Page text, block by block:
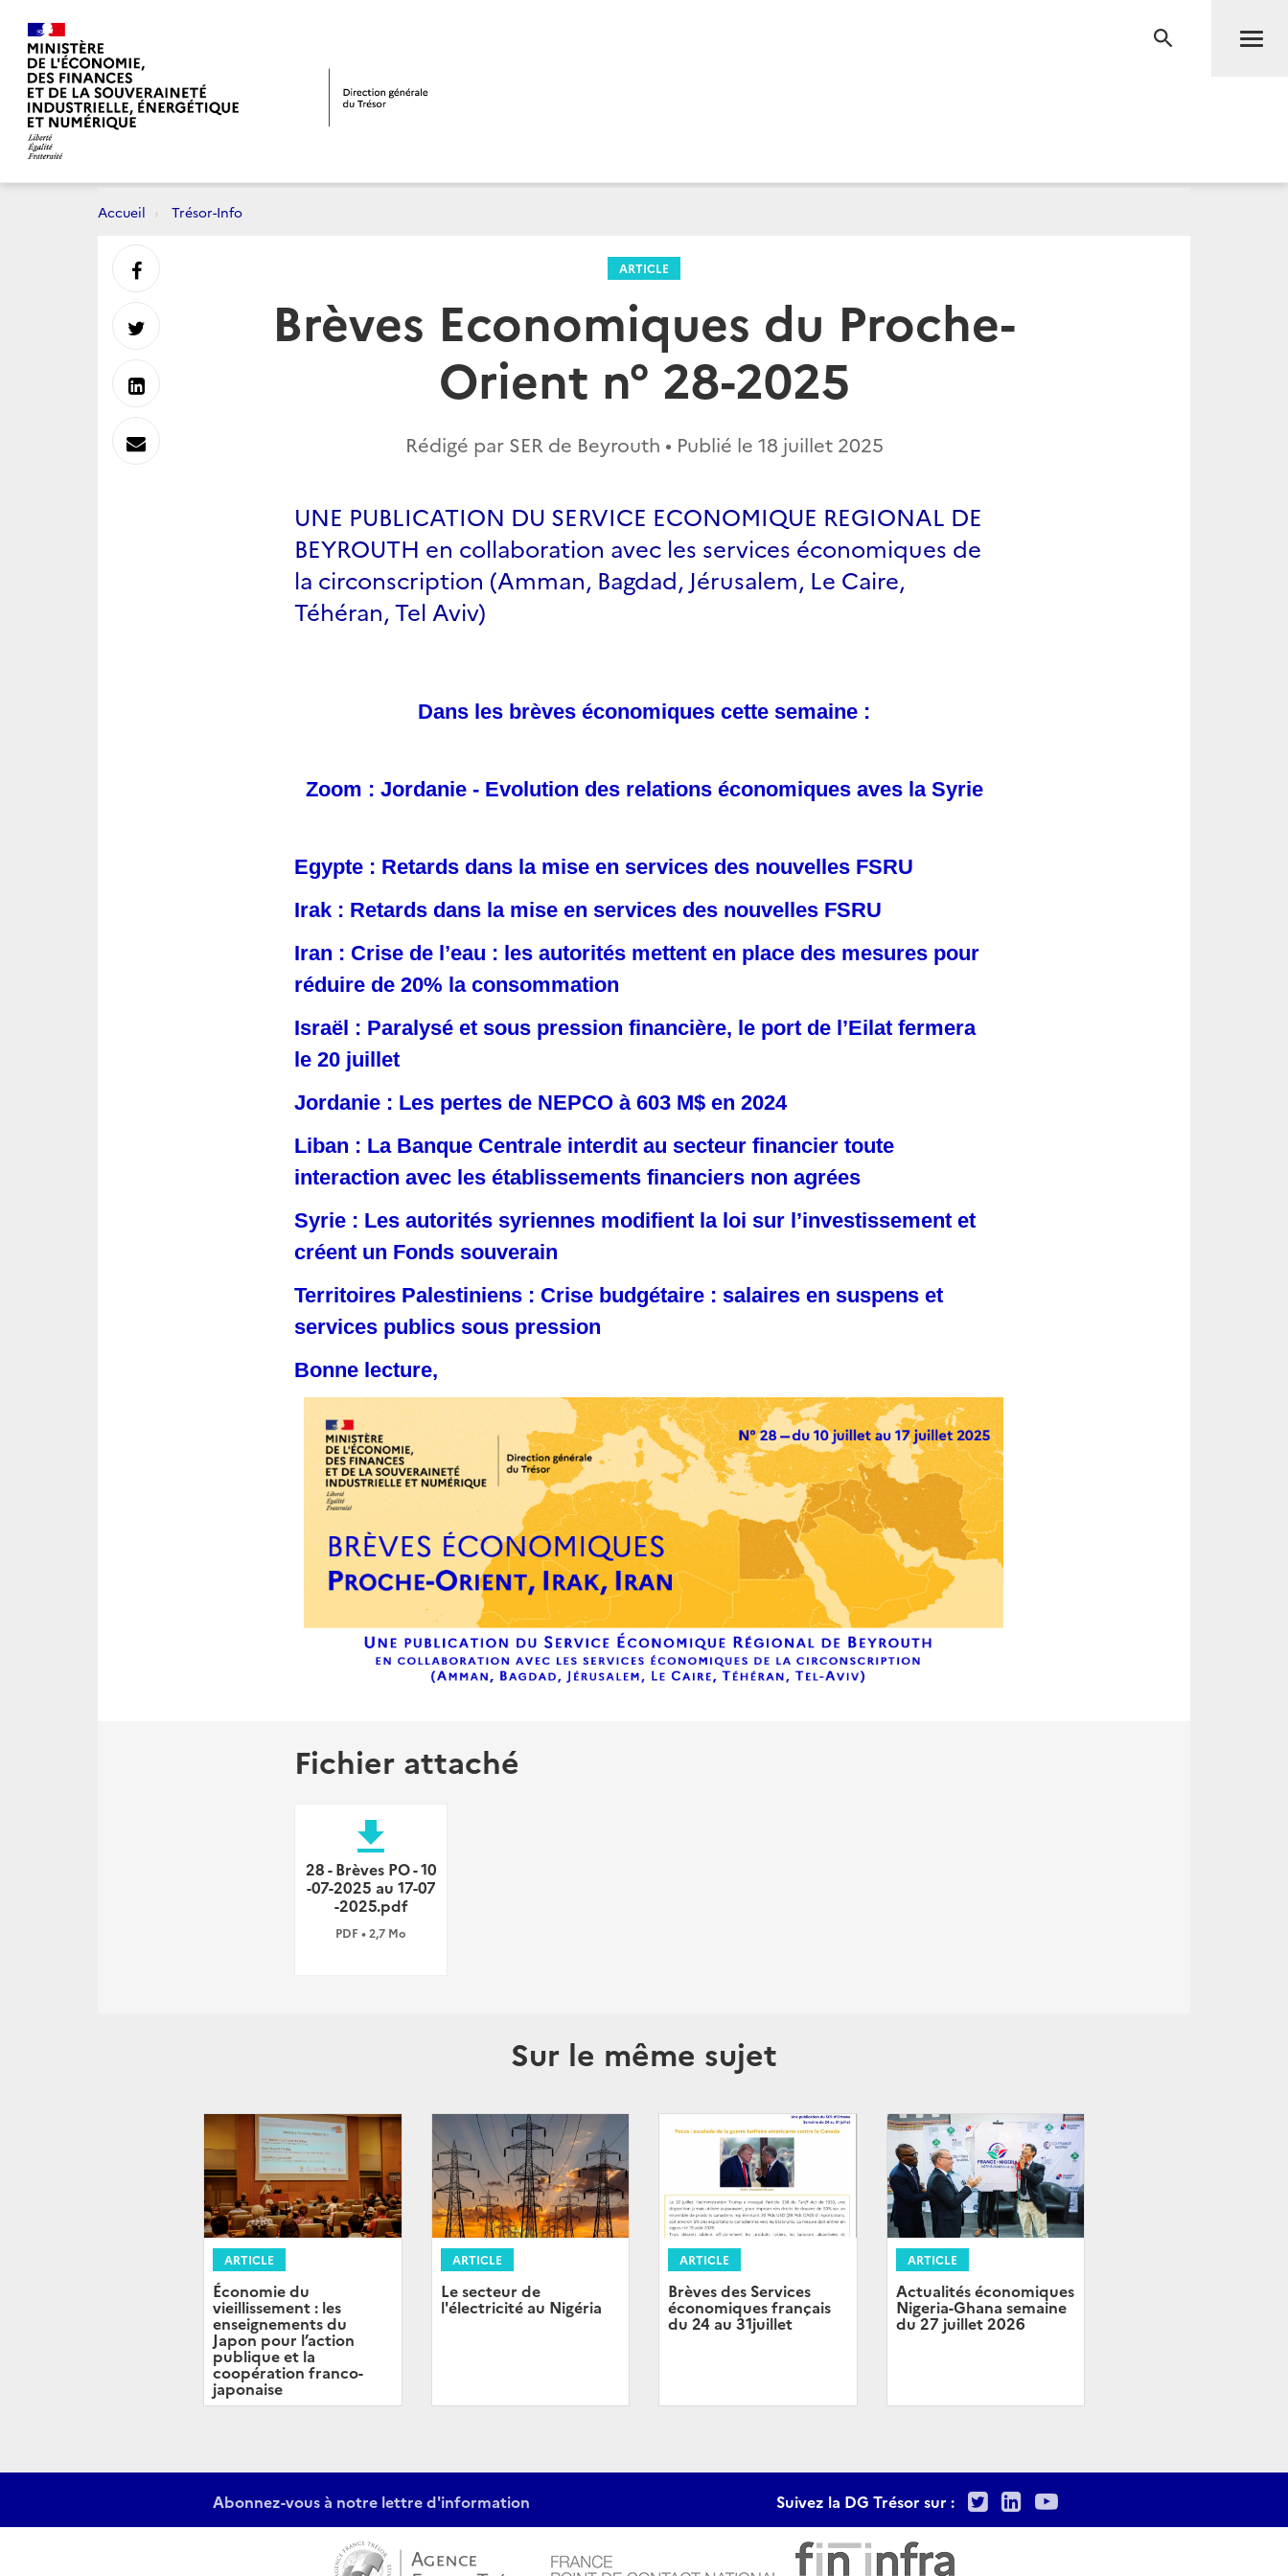
RECHERCHE
Accueil Trésor-Info
ARTICLE
Brèves Economiques du Proche-
Orient n° 28-2025
Rédigé par SER de Beyrouth • Publié le 18 juillet 2025
UNE PUBLICATION DU SERVICE ECONOMIQUE REGIONAL DE
BEYROUTH en collaboration avec les services économiques de
la circonscription (Amman, Bagdad, Jérusalem, Le Caire,
Téhéran, Tel Aviv)
Dans les brèves économiques cette semaine :
Zoom : Jordanie - Evolution des relations économiques aves la Syrie
Egypte : Retards dans la mise en services des nouvelles FSRU
Irak : Retards dans la mise en services des nouvelles FSRU
Iran : Crise de l’eau : les autorités mettent en place des mesures pour
réduire de 20% la consommation
Israël : Paralysé et sous pression financière, le port de l’Eilat fermera
le 20 juillet
Jordanie : Les pertes de NEPCO à 603 M$ en 2024
Liban : La Banque Centrale interdit au secteur financier toute
interaction avec les établissements financiers non agrées
Syrie : Les autorités syriennes modifient la loi sur l’investissement et
créent un Fonds souverain
Territoires Palestiniens : Crise budgétaire : salaires en suspens et
services publics sous pression
Bonne lecture,
Fichier attaché
file_download
28 - Brèves PO - 10
-07-2025 au 17-07
-2025.pdf
PDF • 2,7 Mo
Sur le même sujet
ARTICLE
Économie du
vieillissement : les
enseignements du
Japon pour l’action
publique et la
coopération franco-
japonaise
ARTICLE
Le secteur de
l'électricité au Nigéria
ARTICLE
Brèves des Services
économiques français
du 24 au 31juillet
ARTICLE
Actualités économiques
Nigeria-Ghana semaine
du 27 juillet 2026
Partager
sur
Partager
sur
Partager
sur
Envoyer
Abonnez-vous à notre lettre d'information Suivez la DG Trésor sur : TwitterLinkedIn
Youtube